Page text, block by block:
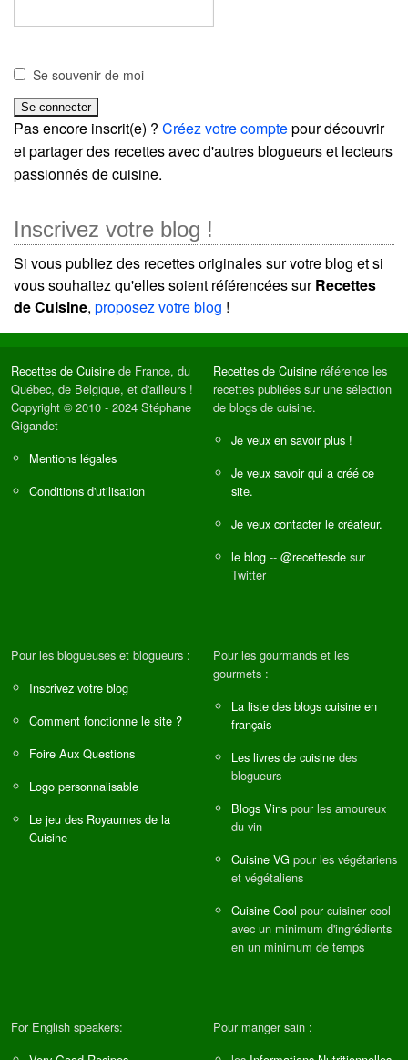
Se souvenir de moi
Pas encore inscrit(e) ? Créez votre comptepour découvrir
et partager des recettes avec d'autres blogueurs et lecteurs
passionnés de cuisine.
Inscrivez votre blog !
Si vous publiez des recettes originales sur votre blog et si
vous souhaitez qu'elles soient référencées surRecettes
de Cuisine, proposez votre blog !
Recettes de Cuisine de France, du
Québec, de Belgique, et d'ailleurs !
Copyright © 2010 - 2024 Stéphane
Gigandet
Mentions légales
Conditions d'utilisation
Recettes de Cuisine référence les
recettes publiées sur une sélection
de blogs de cuisine.
Je veux en savoir plus !
Je veux savoir qui a créé ce
site.
Je veux contacter le créateur.
le blog -- @recettesde sur
Twitter
Pour les blogueuses et blogueurs :
Inscrivez votre blog
Comment fonctionne le site ?
Foire Aux Questions
Logo personnalisable
Le jeu des Royaumes de la
Cuisine
Pour les gourmands et les
gourmets :
La liste des blogs cuisine en
français
Les livres de cuisine des
blogueurs
Blogs Vins pour les amoureux
du vin
Cuisine VG pour les végétariens
et végétaliens
Cuisine Cool pour cuisiner cool
avec un minimum d'ingrédients
en un minimum de temps
For English speakers:
Pour manger sain :